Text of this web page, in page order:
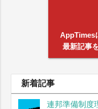
AppTimes
最新記事
新着記事
連邦準備制度